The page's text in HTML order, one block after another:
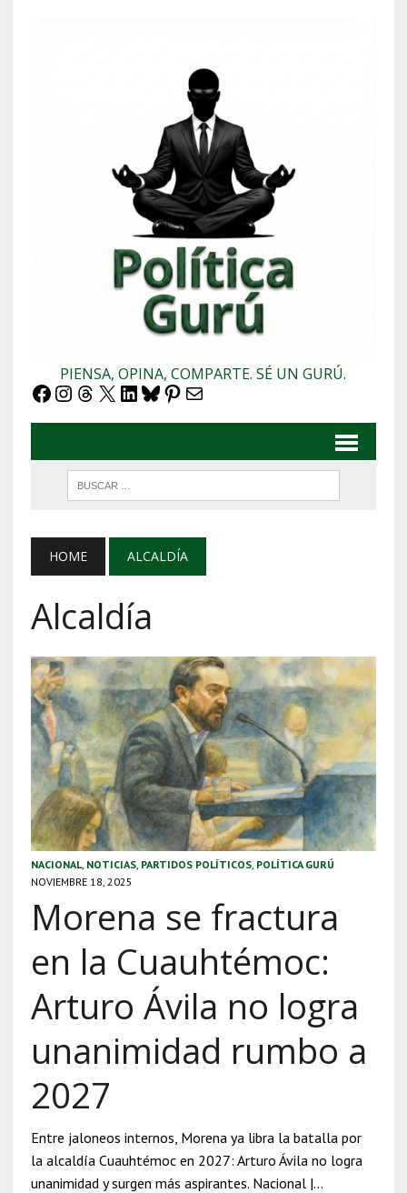
PIENSA, OPINA, COMPARTE. SÉ UN GURÚ.
Facebook
Instagram
Threads
X LinkedIn
Bluesky
Pinterest
Correo electrónico
HOME ALCALDÍA
Alcaldía
NACIONAL, NOTICIAS, PARTIDOS POLÍTICOS, POLÍTICA GURÚ
NOVIEMBRE 18, 2025
Morena se fractura
en la Cuauhtémoc:
Arturo Ávila no logra
unanimidad rumbo a
2027
Entre jaloneos internos, Morena ya libra la batalla por
la alcaldía Cuauhtémoc en 2027: Arturo Ávila no logra
unanimidad y surgen más aspirantes. Nacional |…